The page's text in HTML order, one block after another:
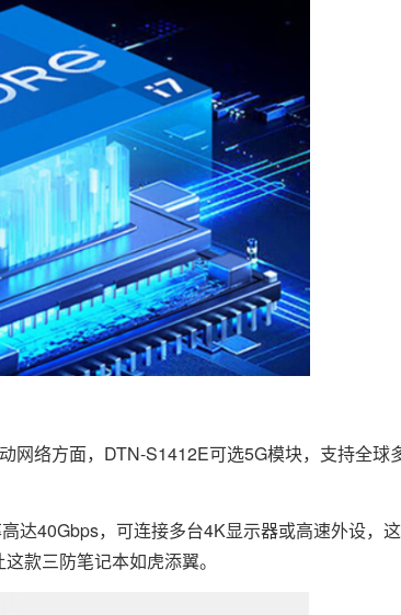
络方面，DTN-S1412E可选5G模块，支持全球
40Gbps，可连接多台4K显示器或高速外设，
款三防笔记本如虎添翼。